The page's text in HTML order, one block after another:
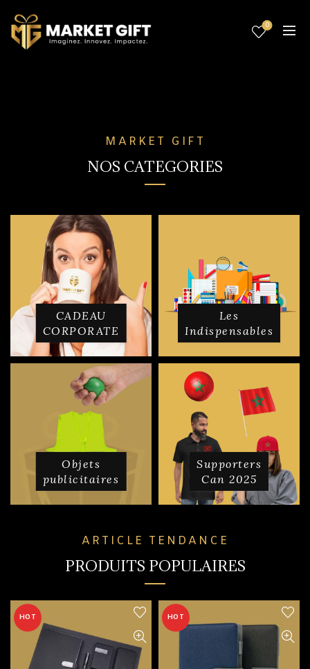
0
MARKET GIFT
NOS CATEGORIES
CADEAU
CORPORATE
Les
Indispensables
Objets
publicitaires
Supporters
Can 2025
ARTICLE TENDANCE
PRODUITS POPULAIRES
HOT HOT